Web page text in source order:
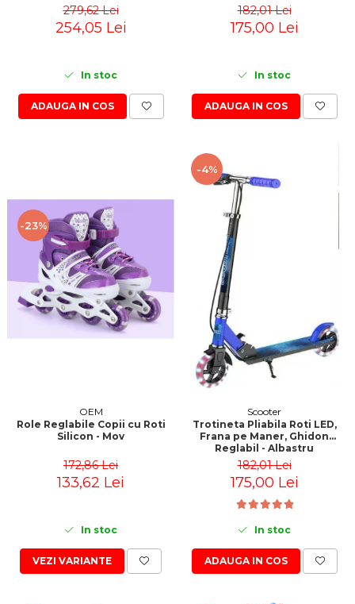
279,62 Lei
254,05 Lei
In stoc
ADAUGA IN COS
182,01 Lei
175,00 Lei
In stoc
ADAUGA IN COS
-23%
OEM
Role Reglabile Copii cu Roti
Silicon - Mov
172,86 Lei
133,62 Lei
In stoc
VEZI VARIANTE
-4%
Scooter
Trotineta Pliabila Roti LED,
Frana pe Maner, Ghidon
Reglabil - Albastru
182,01 Lei
175,00 Lei
In stoc
ADAUGA IN COS